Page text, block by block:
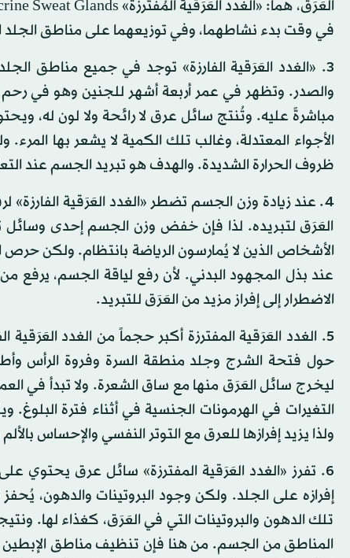
في وقت بدء نشاطهما، وفي توزيعهما على مناطق
3. «الغدد العَرَقية الفارزة» توجد في جميع مناطق
والصدر. وتظهر في عمر أربعة أشهر للجنين وهو في
ظروف الحرارة الشديدة. والهدف هو تبريد الجسم عند
4. عند زيادة وزن الجسم تضطر «الغدد العَرَقية
العَرَق لتبريده. لذا فإن خفض وزن الجسم إحدى وسائل
الأشخاص الذين لا يُمارسون الرياضة بانتظام. ولكن
عند بذل المجهود البدني. لأن رفع لياقة الجسم، يرفع
الاضطرار إلى إفراز مزيد من العَرَق للتبريد.
5. الغدد العَرَقية المفترزة أكبر حجماً من الغدد
حول فتحة الشرج وجلد منطقة السرة وفروة الرأس
ليخرج سائل العَرَق منها مع ساق الشعرة. ولا تبدأ في
التغيرات في الهرمونات الجنسية في أثناء فترة البلوغ.
ولذا يزيد إفرازها للعرق مع التوتر النفسي والإحساس
6. تفرز «الغدد العَرَقية المفترزة» سائل عرق يحتوي
إفرازه على الجلد. ولكن وجود البروتينات والدهون،
تلك الدهون والبروتينات التي في العَرَق، كغذاء لها.
المناطق من الجسم. من هنا فإن تنظيف مناطق الإبطين